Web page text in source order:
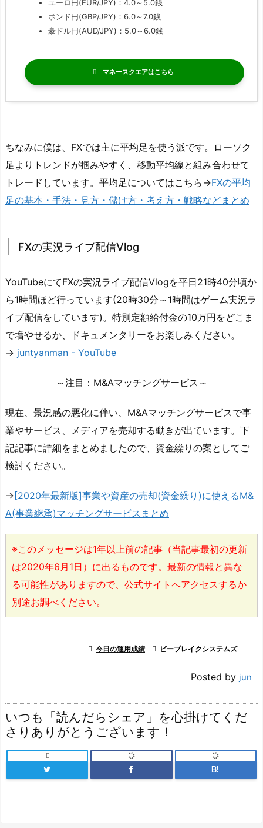
ユーロ円(EUR/JPY)：4.0～5.0銭
ポンド円(GBP/JPY)：6.0～7.0銭
豪ドル円(AUD/JPY)：5.0～6.0銭
マネースクエア
ちなみに僕は、FXでは主に平均足を使う派です。ローソク
足よりトレンドが掴みやすく、移動平均線と組み合わせて
トレードしています。平均足についてはこちら→FXの平均
足の基本・手法・見方・儲け方・考え方・戦略などまとめ
FXの実況ライブ配信Vlog
YouTubeにてFXの実況ライブ配信Vlogを平日21時40分頃か
ら1時間ほど行っています(20時30分～1時間はゲーム実況ラ
イブ配信をしています)。特別定額給付金の10万円をどこま
で増やせるか、ドキュメンタリーをお楽しみください。
→ juntyanman - YouTube
～注目：M&Aマッチングサービス～
現在、景況感の悪化に伴い、M&Aマッチングサービスで事
業やサービス、メディアを売却する動きが出ています。下
記記事に詳細をまとめましたので、資金繰りの案としてご
検討ください。
→[2020年最新版]事業や資産の売却(資金繰り)に使えるM&
A(事業継承)マッチングサービスまとめ
※このメッセージは1年以上前の記事（当記事最初の更新
は2020年6月1日）に出るものです。最新の情報と異な
る可能性がありますので、公式サイトへアクセスするか
別途お調べください。
 今日の運用成績  ビーブレイクシステムズ
Posted by jun
いつも「読んだらシェア」を心掛けてくだ
さりありがとうございます！

B!